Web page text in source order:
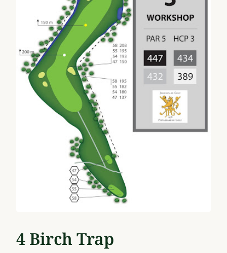
4 Birch Trap